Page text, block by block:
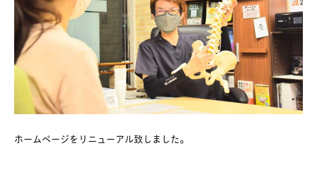
ホームページをリニューアル致しました。